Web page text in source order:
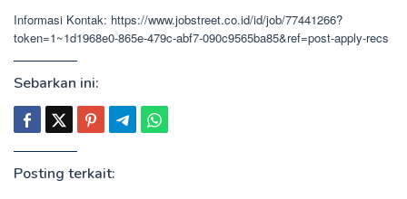
Informasi Kontak: https://www.jobstreet.co.id/id/job/77441266?
token=1~1d1968e0-865e-479c-abf7-090c9565ba85&ref=post-apply-recs
Sebarkan ini:
Posting terkait: